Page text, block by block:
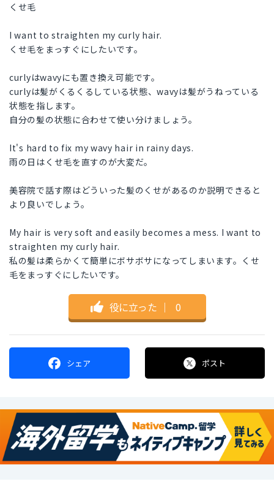
くせ毛
I want to straighten my curly hair.
くせ毛をまっすぐにしたいです。
curlyはwavyにも置き換え可能です。
curlyは髪がくるくるしている状態、wavyは髪がうねっている
状態を指します。
自分の髪の状態に合わせて使い分けましょう。
It's hard to fix my wavy hair in rainy days.
雨の日はくせ毛を直すのが大変だ。
美容院で話す際はどういった髪のくせがあるのか説明できると
より良いでしょう。
My hair is very soft and easily becomes a mess. I want to
straighten my curly hair.
私の髪は柔らかくて簡単にボサボサになってしまいます。くせ
毛をまっすぐにしたいです。
役に立った ｜ 0
シェア ポスト